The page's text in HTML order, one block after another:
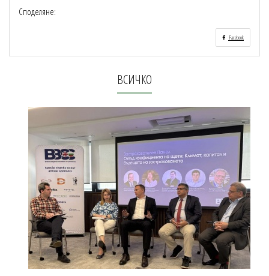
Споделяне:
Facebook
ВСИЧКО